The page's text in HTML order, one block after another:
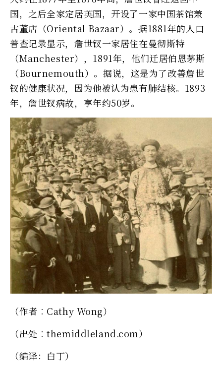
国，之后全家定居英国，开设了一家中国茶馆兼
古董店（Oriental Bazaar）。据1881年的人口
普查记录显示，詹世钗一家居住在曼彻斯特
（Manchester），1891年，他们迁居伯恩茅斯
（Bournemouth）。据说，这是为了改善詹世
钗的健康状况，因为他被认为患有肺结核。1893
年，詹世钗病故，享年约50岁。
（作者︰Cathy Wong）
（出处︰themiddleland.com）
（编译：白丁）